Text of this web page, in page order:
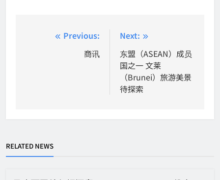
navigation
Previous:
商讯
Next:
东盟（ASEAN）成员
国之一 文莱
（Brunei）旅游美景
待探索
RELATED NEWS